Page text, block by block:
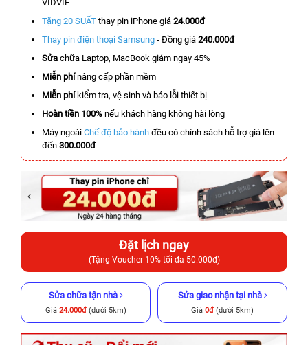
VIDVIE
Tặng 20 SUẤT thay pin iPhone giá 24.000đ
Thay pin điện thoại Samsung - Đồng giá 240.000đ
Sửa chữa Laptop, MacBook giảm ngay 45%
Miễn phínâng cấp phần mềm
Miễn phíkiểm tra, vệ sinh và báo lỗi thiết bị
Hoàn tiền 100% nếu khách hàng không hài lòng
Máy ngoài Chế độ bảo hành đều có chính sách hỗ trợ giá lên
đến 300.000đ
Đặt lịch ngay
(Tặng Voucher 10% tối đa 50.000đ)
Sửa chữa tận nhà
Giá 24.000đ(dưới 5km)
Sửa giao nhận tại nhà
Giá 0đ (dưới 5km)